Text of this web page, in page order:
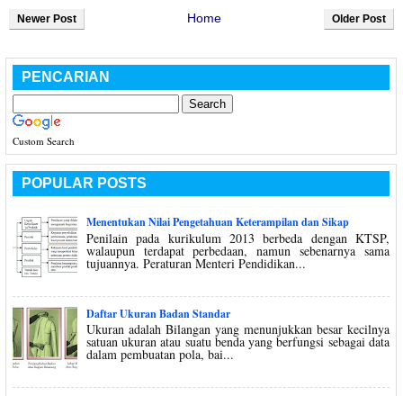
Newer Post Older Post
Home
PENCARIAN
Custom Search
POPULAR POSTS
Menentukan Nilai Pengetahuan Keterampilan dan Sikap
Penilain pada kurikulum 2013 berbeda dengan KTSP,
walaupun terdapat perbedaan, namun sebenarnya sama
tujuannya. Peraturan Menteri Pendidikan...
Daftar Ukuran Badan Standar
Ukuran adalah Bilangan yang menunjukkan besar kecilnya
satuan ukuran atau suatu benda yang berfungsi sebagai data
dalam pembuatan pola, bai...